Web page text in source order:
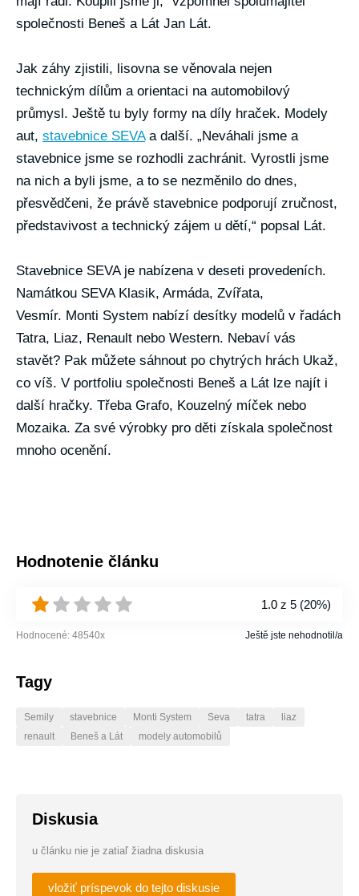
společnosti Beneš a Lát Jan Lát.
Jak záhy zjistili, lisovna se věnovala nejen
technickým dílům a orientaci na automobilový
průmysl. Ještě tu byly formy na díly hraček. Modely
aut, stavebnice SEVAa další. „Neváhali jsme a
stavebnice jsme se rozhodli zachránit. Vyrostli jsme
na nich a byli jsme, a to se nezměnilo do dnes,
přesvědčeni, že právě stavebnice podporují zručnost,
představivost a technický zájem u dětí,“ popsal Lát.
Stavebnice SEVA je nabízena v deseti provedeních.
Namátkou SEVA Klasik, Armáda, Zvířata,
Vesmír. Monti System nabízí desítky modelů v řadách
Tatra, Liaz, Renault nebo Western. Nebaví vás
stavět? Pak můžete sáhnout po chytrých hrách Ukaž,
co víš. V portfoliu společnosti Beneš a Lát lze najít i
další hračky. Třeba Grafo, Kouzelný míček nebo
Mozaika. Za své výrobky pro děti získala společnost
mnoho ocenění.
Hodnotenie článku
1.0 z 5 (20%)
Hodnocené: 48540x Ještě jste nehodnotil/a
Tagy
Semily stavebnice Monti System Seva tatra
liaz
renault
Beneš a Lát modely automobilů
Diskusia
u článku nie je zatiaľ žiadna diskusia
vložiť príspevok do tejto diskusie